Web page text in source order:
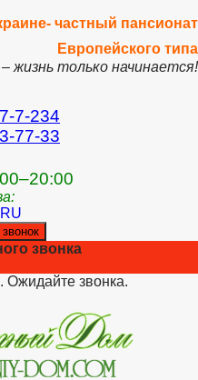
частный пансионат
Европейского типа
жизнь только начинается!
7-234
77-33
RU
звонка
Ожидайте звонка.